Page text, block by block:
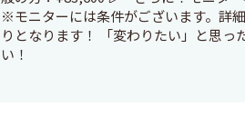
※モニターには条件がございます。詳
りとなります！ 「変わりたい」と思
い！